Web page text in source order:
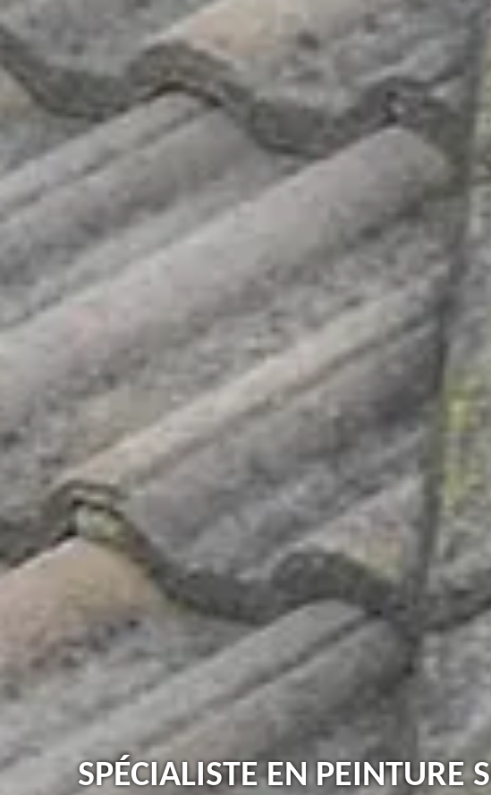
SPÉCIALISTE EN PEINTURE